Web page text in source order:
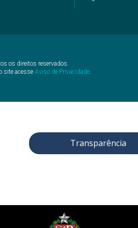
os direitos reservados.
site acesse Aviso de Privacidade.
Transparência